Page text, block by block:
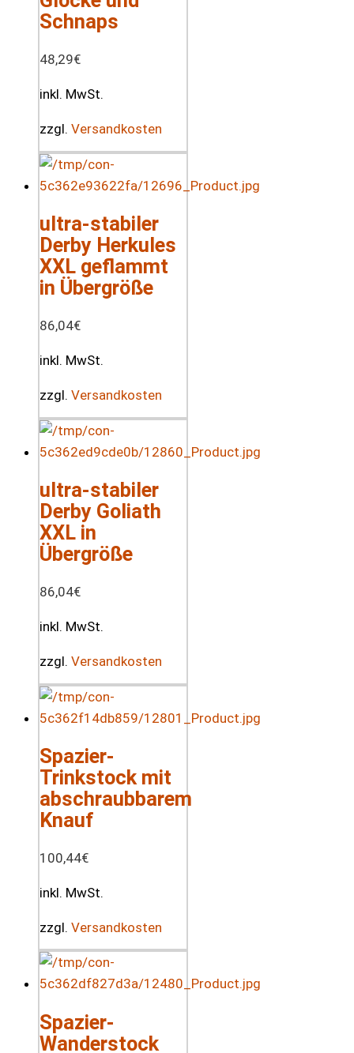
Schnaps
48,29€
inkl. MwSt.
zzgl. Versandkosten
ultra-stabiler
Derby Herkules
XXL geflammt
in Übergröße
86,04€
inkl. MwSt.
zzgl. Versandkosten
ultra-stabiler
Derby Goliath
XXL in
Übergröße
86,04€
inkl. MwSt.
zzgl. Versandkosten
Spazier-
Trinkstock mit
abschraubbarem
Knauf
100,44€
inkl. MwSt.
zzgl. Versandkosten
Spazier-
Wanderstock